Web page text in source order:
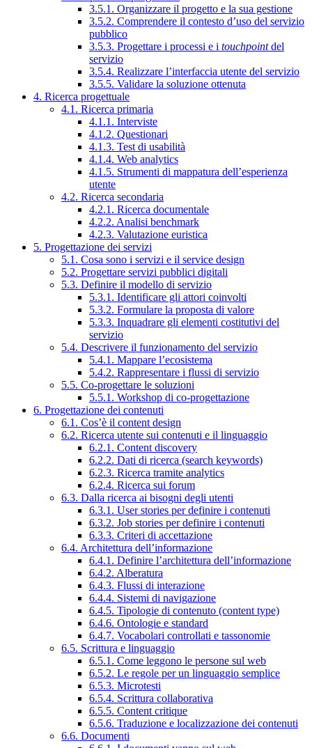
3.5.1. Organizzare il progetto e la sua gestione
3.5.2. Comprendere il contesto d’uso del servizio
pubblico
3.5.3. Progettare i processi e i touchpointdel
servizio
3.5.4. Realizzare l’interfaccia utente del servizio
3.5.5. Validare la soluzione ottenuta
4. Ricerca progettuale
4.1. Ricerca primaria
4.1.1. Interviste
4.1.2. Questionari
4.1.3. Test di usabilità
4.1.4. Web analytics
4.1.5. Strumenti di mappatura dell’esperienza
utente
4.2. Ricerca secondaria
4.2.1. Ricerca documentale
4.2.2. Analisi benchmark
4.2.3. Valutazione euristica
5. Progettazione dei servizi
5.1. Cosa sono i servizi e il service design
5.2. Progettare servizi pubblici digitali
5.3. Definire il modello di servizio
5.3.1. Identificare gli attori coinvolti
5.3.2. Formulare la proposta di valore
5.3.3. Inquadrare gli elementi costitutivi del
servizio
5.4. Descrivere il funzionamento del servizio
5.4.1. Mappare l’ecosistema
5.4.2. Rappresentare i flussi di servizio
5.5. Co-progettare le soluzioni
5.5.1. Workshop di co-progettazione
6. Progettazione dei contenuti
6.1. Cos’è il content design
6.2. Ricerca utente sui contenuti e il linguaggio
6.2.1. Content discovery
6.2.2. Dati di ricerca (search keywords)
6.2.3. Ricerca tramite analytics
6.2.4. Ricerca sui forum
6.3. Dalla ricerca ai bisogni degli utenti
6.3.1. User stories per definire i contenuti
6.3.2. Job stories per definire i contenuti
6.3.3. Criteri di accettazione
6.4. Architettura dell’informazione
6.4.1. Definire l’architettura dell’informazione
6.4.2. Alberatura
6.4.3. Flussi di interazione
6.4.4. Sistemi di navigazione
6.4.5. Tipologie di contenuto (content type)
6.4.6. Ontologie e standard
6.4.7. Vocabolari controllati e tassonomie
6.5. Scrittura e linguaggio
6.5.1. Come leggono le persone sul web
6.5.2. Le regole per un linguaggio semplice
6.5.3. Microtesti
6.5.4. Scrittura collaborativa
6.5.5. Content critique
6.5.6. Traduzione e localizzazione dei contenuti
6.6. Documenti